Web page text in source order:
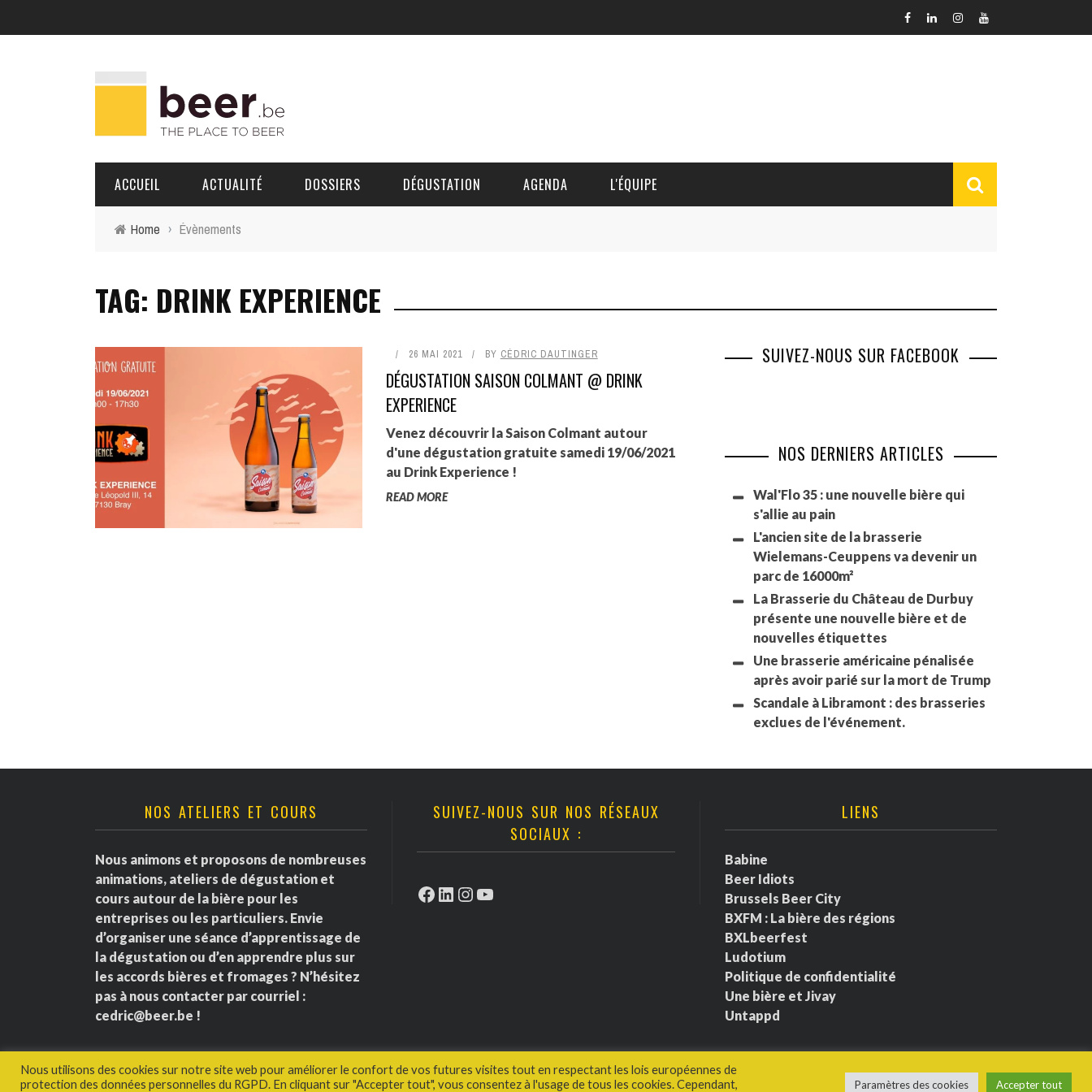
ACCUEIL ACTUALITÉ DOSSIERS
PORTRAITS
DÉGUSTATION AGENDA L'ÉQUIPE
AGALMA PADAW0NE
FLORENCE CONSTANTIN
Home › Évènements
TAG: DRINK EXPERIENCE
26 MAI 2021 BY CÉDRIC DAUTINGER
DÉGUSTATION SAISON COLMANT @ DRINK
EXPERIENCE
Venez découvrir la Saison Colmant autour
d'une dégustation gratuite samedi 19/06/2021
au Drink Experience !
READ MORE
SUIVEZ-NOUS SUR FACEBOOK
NOS DERNIERS ARTICLES
Wal'Flo 35 : une nouvelle bière qui
s'allie au pain
L'ancien site de la brasserie
Wielemans-Ceuppens va devenir un
parc de 16000m²
La Brasserie du Château de Durbuy
présente une nouvelle bière et de
nouvelles étiquettes
Une brasserie américaine pénalisée
après avoir parié sur la mort de Trump
Scandale à Libramont : des brasseries
exclues de l'événement.
NOS ATELIERS ET COURS
Nous animons et proposons de nombreuses
animations, ateliers de dégustation et
cours autour de la bière pour les
entreprises ou les particuliers. Envie
d’organiser une séance d’apprentissage de
la dégustation ou d’en apprendre plus sur
les accords bières et fromages ? N’hésitez
pas à nous contacter par courriel :
cedric@beer.be !
SUIVEZ-NOUS SUR NOS RÉSEAUX
SOCIAUX :
Facebook
LinkedIn
Instagram
YouTube
LIENS
Babine
Beer Idiots
Brussels Beer City
BXFM : La bière des régions
BXLbeerfest
Ludotium
Politique de confidentialité
Une bière et Jivay
Untappd
Nous utilisons des cookies sur notre site web pour améliorer le confort de vos futures visites tout en respectant les lois européennes de
protection des données personnelles du RGPD. En cliquant sur "Accepter tout", vous consentez à l'usage de tous les cookies. Cependant,
Paramètres des cookies Accepter tout